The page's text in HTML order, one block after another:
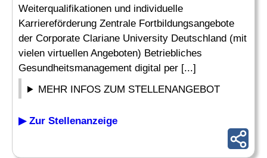
Weiterqualifikationen und individuelle
Karriereförderung Zentrale Fortbildungsangebote
der Corporate Clariane University Deutschland (mit
vielen virtuellen Angeboten) Betriebliches
Gesundheitsmanagement digital per [...]
MEHR INFOS ZUM STELLENANGEBOT
▶ Zur Stellenanzeige